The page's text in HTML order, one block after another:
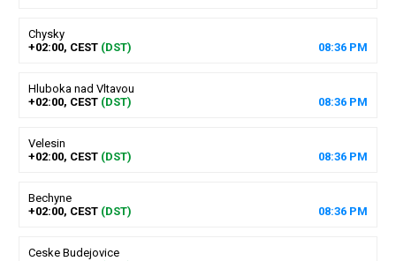
Chysky
+02:00, CEST (DST) 08:36 PM
Hluboka nad Vltavou
+02:00, CEST (DST) 08:36 PM
Velesin
+02:00, CEST (DST) 08:36 PM
Bechyne
+02:00, CEST (DST) 08:36 PM
Ceske Budejovice